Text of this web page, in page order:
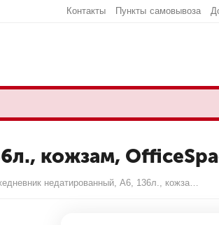
Контакты Пункты самовывоза
кожзам,
Ежедневник недатированный, А6, 136л., кожзам, OfficeSpace "Nebraska", черный